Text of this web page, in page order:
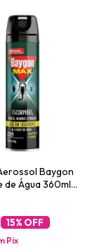
Baygon
de Água 360ml
15% OFF
Pix